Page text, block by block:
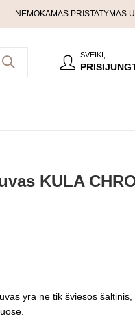
NEMOKAMAS PRISTATYMAS
SVEIKI,
KULA
yra ne tik šviesos